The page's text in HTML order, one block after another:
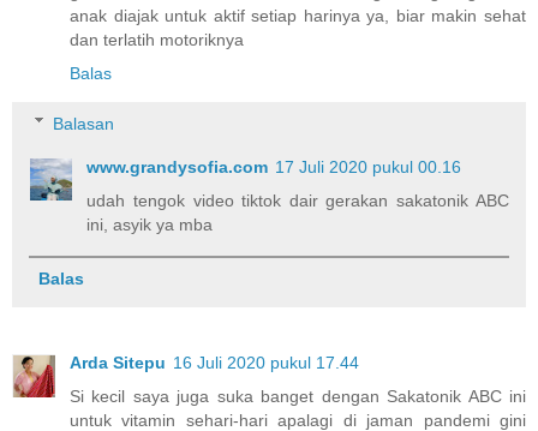
anak diajak untuk aktif setiap harinya ya, biar makin sehat
dan terlatih motoriknya
Balas
Balasan
www.grandysofia.com 17 Juli 2020 pukul 00.16
udah tengok video tiktok dair gerakan sakatonik ABC
ini, asyik ya mba
Balas
Arda Sitepu 16 Juli 2020 pukul 17.44
Si kecil saya juga suka banget dengan Sakatonik ABC ini
untuk vitamin sehari-hari apalagi di jaman pandemi gini